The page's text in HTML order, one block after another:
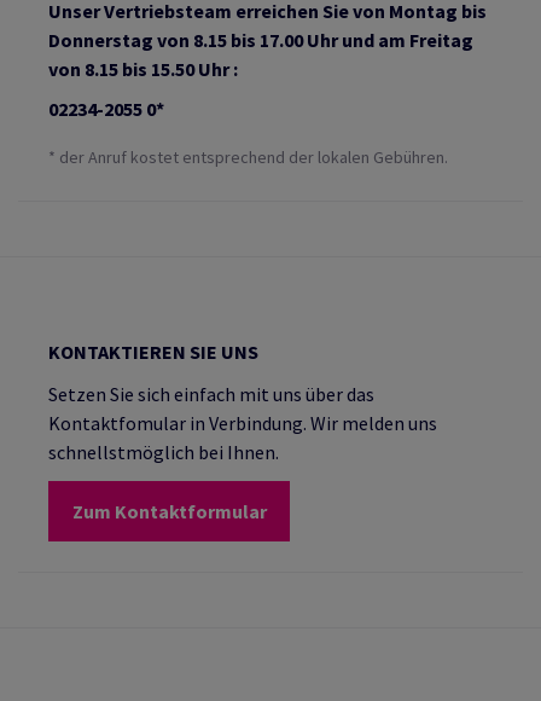
Unser Vertriebsteam erreichen Sie von Montag bis
Donnerstag von 8.15 bis 17.00 Uhr und am Freitag
von 8.15 bis 15.50 Uhr :
02234-2055 0*
* der Anruf kostet entsprechend der lokalen Gebühren.
KONTAKTIEREN SIE UNS
Setzen Sie sich einfach mit uns über das
Kontaktfomular in Verbindung. Wir melden uns
schnellstmöglich bei Ihnen.
Zum Kontaktformular